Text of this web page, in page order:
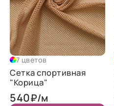
7 цветов
Сетка спортивная
"Корица"
540₽/м